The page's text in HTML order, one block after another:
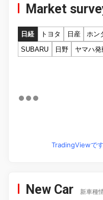
Market
日経 トヨタ 日産 ホン
SUBARU
日野 ヤマハ発
TradingViewで
New Car 新車種